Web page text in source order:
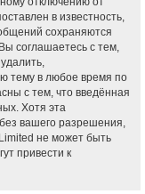
в известность,
сохраняются
соглашаетесь с тем,
тему в любое время по
с тем, что введённая
Хотя эта
вашего разрешения,
не может быть
привести к